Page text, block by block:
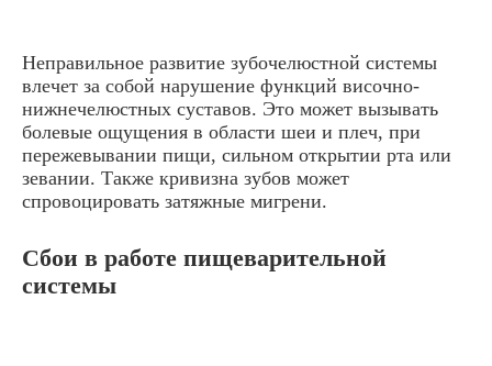
Неправильное развитие зубочелюстной системы
влечет за собой нарушение функций височно-
нижнечелюстных суставов. Это может вызывать
болевые ощущения в области шеи и плеч, при
пережевывании пищи, сильном открытии рта или
зевании. Также кривизна зубов может
спровоцировать затяжные мигрени.
Сбои в работе пищеварительной
системы